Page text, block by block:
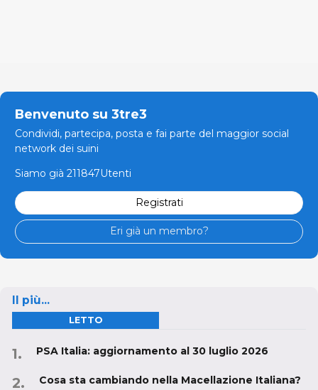
Benvenuto su 3tre3
Condividi, partecipa, posta e fai parte del maggior social
network dei suini
Siamo già 211847Utenti
Registrati
Eri già un membro?
Il più...
LETTO
PSA Italia: aggiornamento al 30 luglio 2026
Cosa sta cambiando nella Macellazione Italiana?